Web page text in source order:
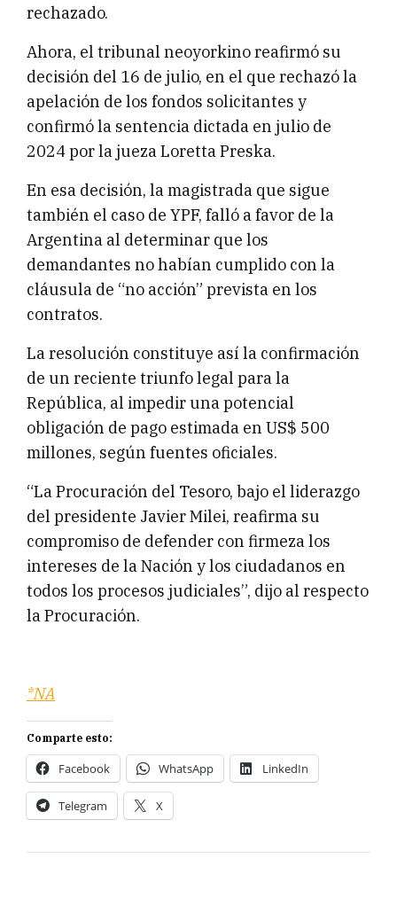
rechazado.
Ahora, el tribunal neoyorkino reafirmó su
decisión del 16 de julio, en el que rechazó la
apelación de los fondos solicitantes y
confirmó la sentencia dictada en julio de
2024 por la jueza Loretta Preska.
En esa decisión, la magistrada que sigue
también el caso de YPF, falló a favor de la
Argentina al determinar que los
demandantes no habían cumplido con la
cláusula de “no acción” prevista en los
contratos.
La resolución constituye así la confirmación
de un reciente triunfo legal para la
República, al impedir una potencial
obligación de pago estimada en US$ 500
millones, según fuentes oficiales.
“La Procuración del Tesoro, bajo el liderazgo
del presidente Javier Milei, reafirma su
compromiso de defender con firmeza los
intereses de la Nación y los ciudadanos en
todos los procesos judiciales”, dijo al respecto
la Procuración.
*NA
Comparte esto:
Facebook WhatsApp LinkedIn
Telegram X